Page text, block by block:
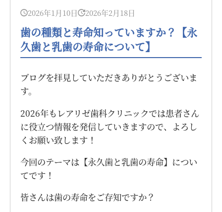
2026年1月10日 2026年2月18日
歯の種類と寿命知っていますか？【永
久歯と乳歯の寿命について】
ブログを拝見していただきありがとうございま
す。
2026年もレアリゼ歯科クリニックでは患者さん
に役立つ情報を発信していきますので、よろし
くお願い致します！
今回のテーマは【永久歯と乳歯の寿命】につい
てです！
皆さんは歯の寿命をご存知ですか？